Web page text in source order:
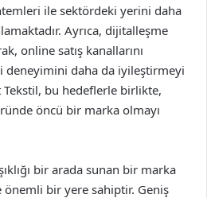
ile sektördeki yerini daha
Ayrıca, dijitalleşme
online satış kanallarını
deneyimini daha da iyileştirmeyi
bu hedeflerle birlikte,
öncü bir marka olmayı
bir arada sunan bir marka
bir yere sahiptir. Geniş